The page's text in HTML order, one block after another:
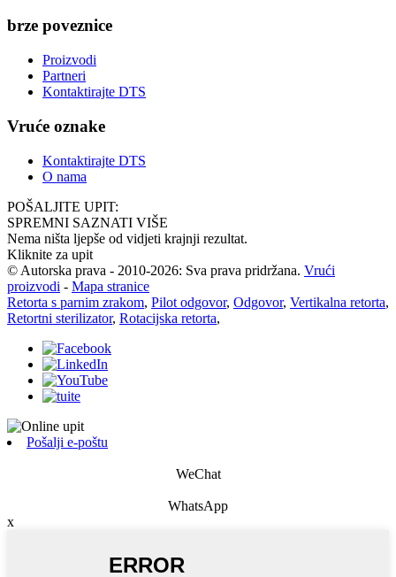
brze poveznice
Proizvodi
Partneri
Kontaktirajte DTS
Vruće oznake
Kontaktirajte DTS
O nama
POŠALJITE UPIT:
SPREMNI SAZNATI VIŠE
Nema ništa ljepše od vidjeti krajnji rezultat.
Kliknite za upit
© Autorska prava - 2010-2026: Sva prava pridržana. Vrući
proizvodi - Mapa stranice
Retorta s parnim zrakom, Pilot odgovor, Odgovor, Vertikalna retorta,
Retortni sterilizator, Rotacijska retorta,
Pošalji e-poštu
WeChat
WhatsApp
x